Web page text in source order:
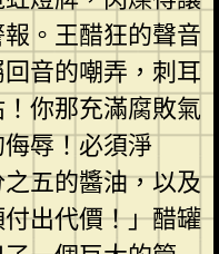
。王醋狂的聲音
音的嘲弄，刺耳
你那充滿腐敗氣
辱！必須淨
五的醬油，以及
出代價！」醋罐